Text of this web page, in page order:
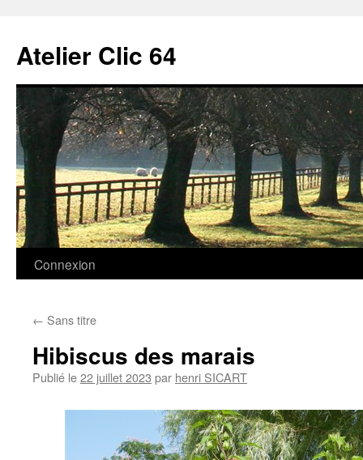
contenu
Atelier Clic 64
Connexion
← Sans titre
Hibiscus des marais
Publié le22 juillet 2023 par henri SICART